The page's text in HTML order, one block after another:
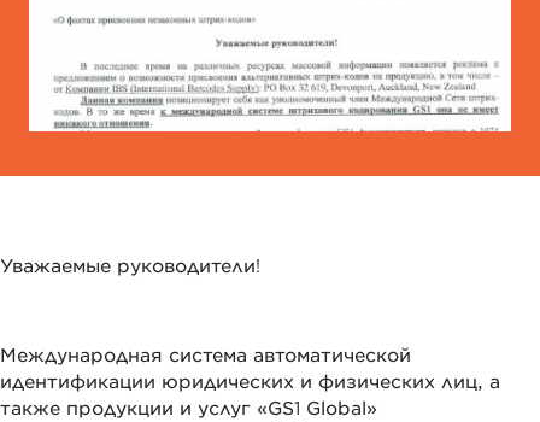
Уважаемые руководители!
Международная система автоматической
идентификации юридических и физических лиц, а
также продукции и услуг «GS1 Global»